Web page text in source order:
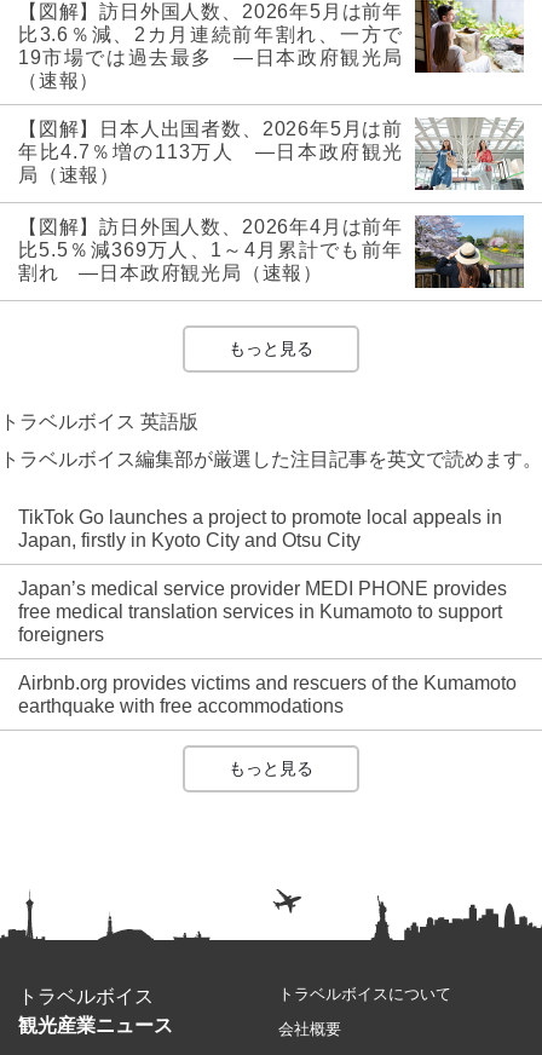
【図解】訪日外国人数、2026年5月は前年
比3.6％減、2カ月連続前年割れ、一方で
19市場では過去最多 ―日本政府観光局
（速報）
【図解】日本人出国者数、2026年5月は前
年比4.7％増の113万人 ―日本政府観光
局（速報）
【図解】訪日外国人数、2026年4月は前年
比5.5％減369万人、1～4月累計でも前年
割れ ―日本政府観光局（速報）
もっと見る
トラベルボイス 英語版
トラベルボイス編集部が厳選した注目記事を英文で読めます。
TikTok Go launches a project to promote local appeals in
Japan, firstly in Kyoto City and Otsu City
Japan’s medical service provider MEDI PHONE provides
free medical translation services in Kumamoto to support
foreigners
Airbnb.org provides victims and rescuers of the Kumamoto
earthquake with free accommodations
もっと見る
トラベルボイス
観光産業ニュース
トラベルボイスについて
会社概要